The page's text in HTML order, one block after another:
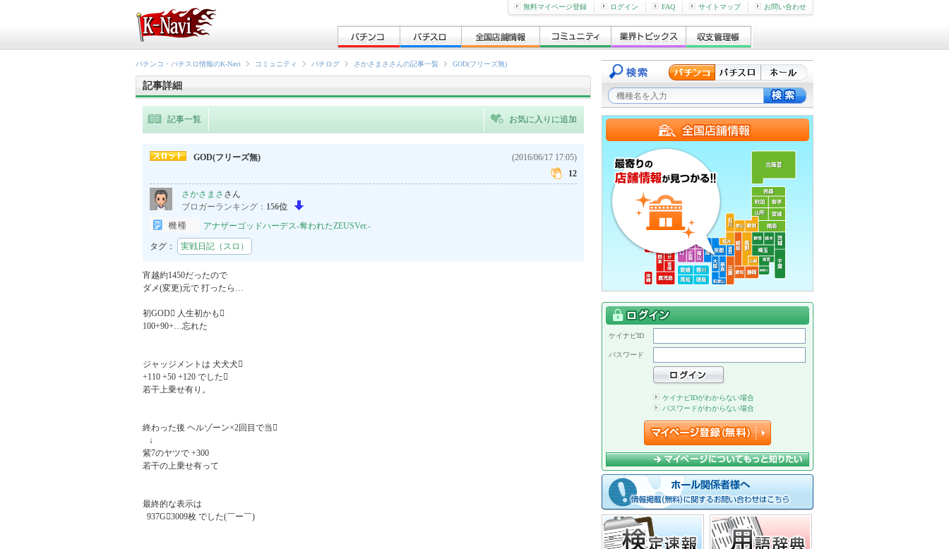
無料マイページ登録 ログイン FAQ サイトマップ お問い合わせ
パチンコ・パチスロ情報のK-Navi コミュニティ パチログ さかさまささんの記事一覧 GOD(フリーズ無)
記事詳細
記事一覧 お気に入りに追加
GOD(フリーズ無)
(2016/06/17 17:05)
12
さかさまさ さん
ブロガーランキング： 156位
アナザーゴッドハーデス-奪われたZEUSVer.-
タグ： 実戦日記（スロ）
宵越約1450だったので
ダメ(変更)元で 打ったら…
初GOD 人生初かも
100+90+…忘れた
ジャッジメントは 犬犬犬
+110 +50 +120 でした
若干上乗せ有り。
終わった後 ヘルゾーン×2回目で当
紫7のヤツで +300
若干の上乗せ有って
最終的な表示は
ケイナビID
パスワード
ケイナビIDがわからない場合
パスワードがわからない場合